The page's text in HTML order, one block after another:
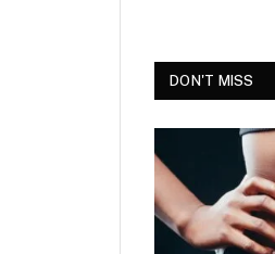
DON'T MISS